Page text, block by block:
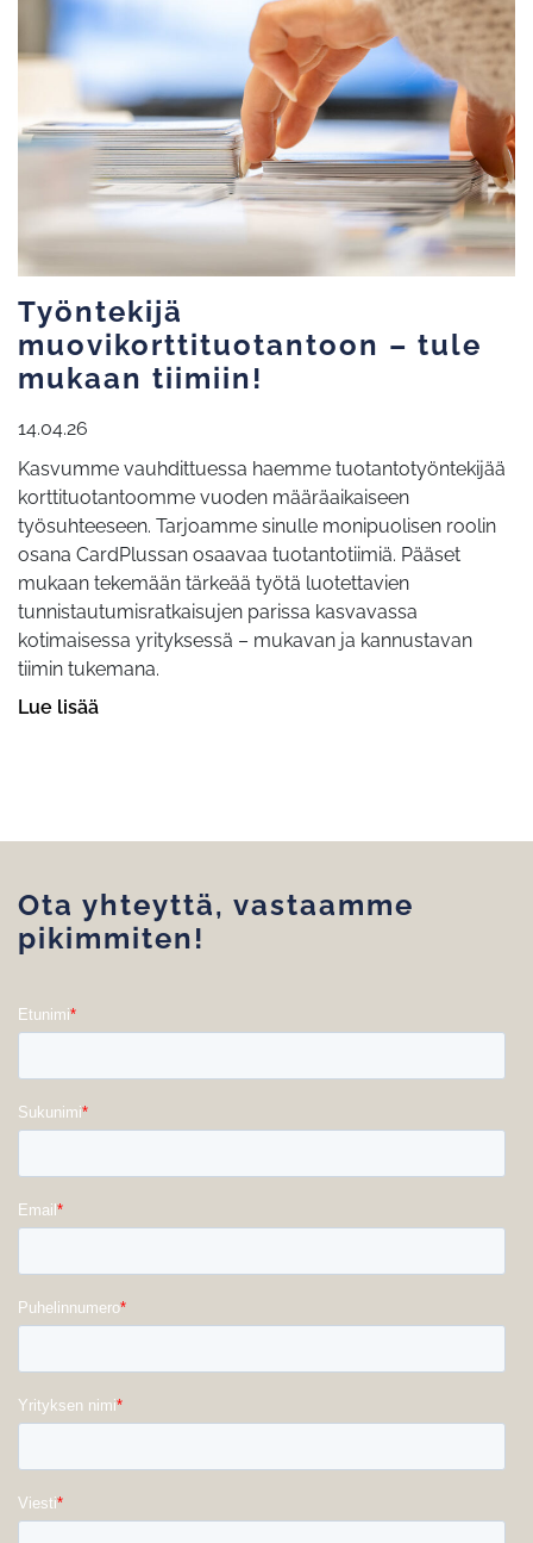
Työntekijä
muovikorttituotantoon – tule
mukaan tiimiin!
14.04.26
Kasvumme vauhdittuessa haemme tuotantotyöntekijää
korttituotantoomme vuoden määräaikaiseen
työsuhteeseen. Tarjoamme sinulle monipuolisen roolin
osana CardPlussan osaavaa tuotantotiimiä. Pääset
mukaan tekemään tärkeää työtä luotettavien
tunnistautumisratkaisujen parissa kasvavassa
kotimaisessa yrityksessä – mukavan ja kannustavan
tiimin tukemana.
Lue lisää
Ota yhteyttä, vastaamme
pikimmiten!